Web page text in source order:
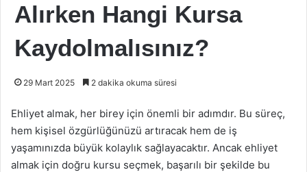
Alırken Hangi Kursa
Kaydolmalısınız?
29 Mart 2025 2 dakika okuma süresi
Ehliyet almak, her birey için önemli bir adımdır. Bu süreç,
hem kişisel özgürlüğünüzü artıracak hem de iş
yaşamınızda büyük kolaylık sağlayacaktır. Ancak ehliyet
almak için doğru kursu seçmek, başarılı bir şekilde bu